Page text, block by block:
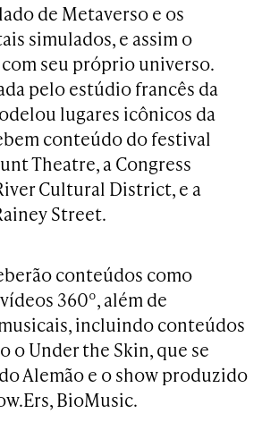
de Metaverso e os
simulados, e assim o
seu próprio universo.
pelo estúdio francês da
lugares icônicos da
conteúdo do festival
Theatre, a Congress
Cultural District, e a
Street.
conteúdos como
360º, além de
incluindo conteúdos
o Under the Skin, que se
Alemão e o show produzido
BioMusic.